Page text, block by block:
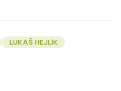
LUKÁŠ HEJLÍK